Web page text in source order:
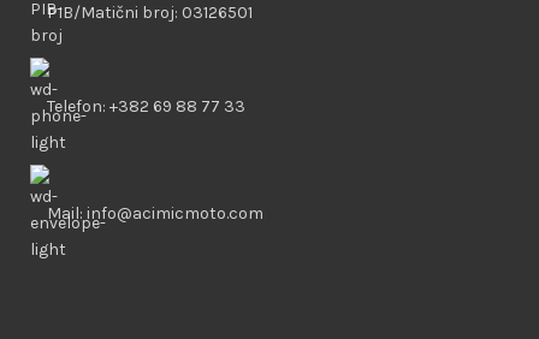
PIB/Matični broj: 03126501
Telefon: +382 69 88 77 33
Mail: info@acimicmoto.com